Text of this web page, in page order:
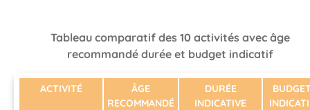
Tableau comparatif des 10 activités avec âge
recommandé durée et budget indicatif
ACTIVITÉ
ÂGE
RECOMMANDÉ
DURÉE
INDICATIVE